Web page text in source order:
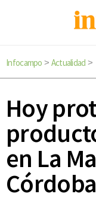
Infocampo > Actualidad >
Hoy
en La
Córdoba